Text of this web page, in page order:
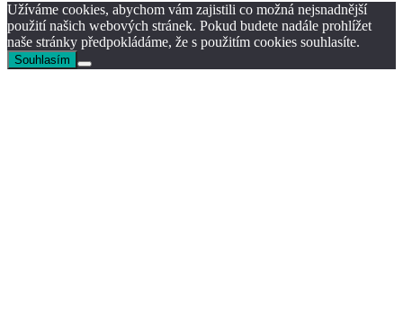
Užíváme cookies, abychom vám zajistili co možná nejsnadnější
použití našich webových stránek. Pokud budete nadále prohlížet
naše stránky předpokládáme, že s použitím cookies souhlasíte.
Souhlasím